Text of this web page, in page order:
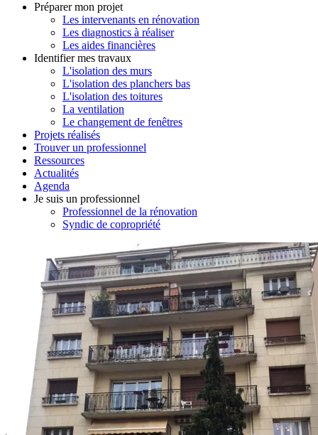
Préparer mon projet
Les intervenants en rénovation
Les diagnostics à réaliser
Les aides financières
Identifier mes travaux
L'isolation des murs
L'isolation des planchers bas
L'isolation des toitures
La ventilation
Le changement de fenêtres
Projets réalisés
Trouver un professionnel
Ressources
Actualités
Agenda
Je suis un professionnel
Professionnel de la rénovation
Syndic de copropriété